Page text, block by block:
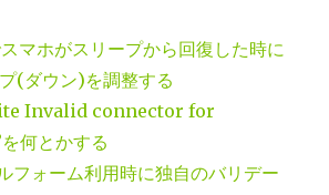
マホがスリープから回復した時に
(ダウン)を調整する
Invalid connector for
何とかする
フォーム利用時に独自のバリデー